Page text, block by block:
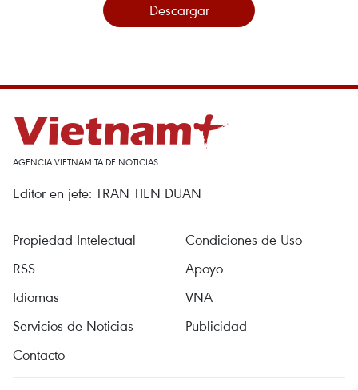
Descargar
AGENCIA VIETNAMITA DE NOTICIAS
Editor en jefe: TRAN TIEN DUAN
Propiedad Intelectual
Condiciones de Uso
RSS
Apoyo
Idiomas
VNA
Servicios de Noticias
Publicidad
Contacto